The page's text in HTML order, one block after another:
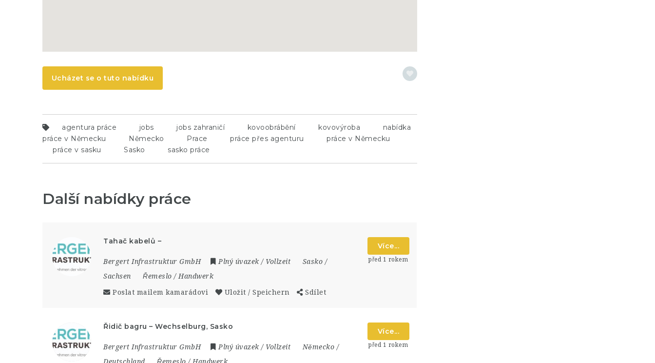
Ucházet se o tuto nabídku
agentura práce jobs jobs zahraničí kovoobrábění kovovýroba
nabídka
práce v Německu
Německo Prace práce přes agenturu
práce v Německu
práce v sasku
Sasko sasko práce
Další nabídky práce
Tahač kabelů –
Bergert Infrastruktur GmbH Plný úvazek / Vollzeit
Sasko /
Sachsen
Řemeslo / Handwerk
Poslat mailem kamarádovi Uložit / Speichern Sdílet
Více...
před 1 rokem
Řidič bagru – Wechselburg, Sasko
Bergert Infrastruktur GmbH Plný úvazek / Vollzeit
Německo /
Více...
před 1 rokem